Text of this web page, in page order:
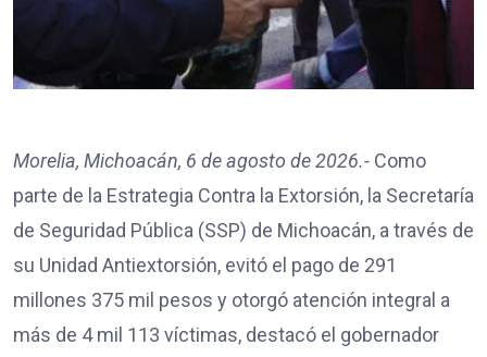
Morelia, Michoacán, 6 de agosto de 2026.- Como
parte de la Estrategia Contra la Extorsión, la Secretaría
de Seguridad Pública (SSP) de Michoacán, a través de
su Unidad Antiextorsión, evitó el pago de 291
millones 375 mil pesos y otorgó atención integral a
más de 4 mil 113 víctimas, destacó el gobernador